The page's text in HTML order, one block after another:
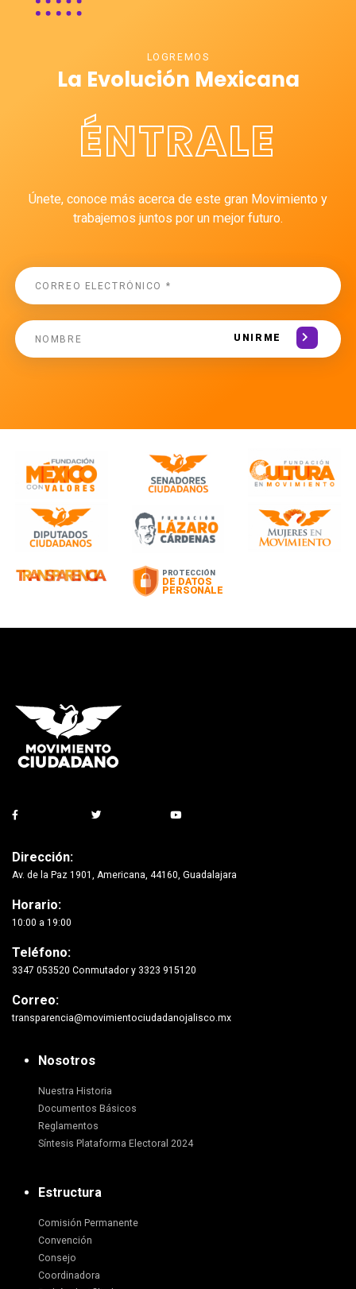
LOGREMOS
La Evolución Mexicana
ÉNTRALE
Únete, conoce más acerca de este gran Movimiento y
trabajemos juntos por un mejor futuro.
UNIRME
Dirección:
Av. de la Paz 1901, Americana, 44160, Guadalajara
Horario:
10:00 a 19:00
Teléfono:
3347 053520 Conmutador y 3323 915120
Correo:
transparencia@movimientociudadanojalisco.mx
Nosotros
Nuestra Historia
Documentos Básicos
Reglamentos
Síntesis Plataforma Electoral 2024
Estructura
Comisión Permanente
Convención
Consejo
Coordinadora